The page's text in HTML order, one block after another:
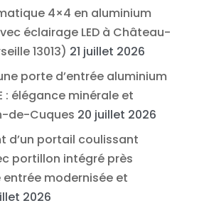
4×4 en aluminium
éclairage LED à Château-
13013) 21 juillet 2026
porte d’entrée aluminium
: élégance minérale et
de-Cuques 20 juillet 2026
d’un portail coulissant
portillon intégré près
entrée modernisée et
2026